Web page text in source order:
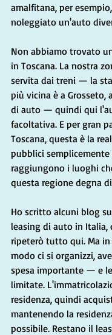
amalfitana, per
noleggiato un'auto
Non abbiamo trovato
in Toscana. La nostra
servita dai treni — la
più vicina è a Grosseto,
di auto — quindi qui
facoltativa. E per gran
Toscana, questa è la
pubblici semplicemente
raggiungono i luoghi
questa regione degna
Ho scritto alcuni blog
leasing di auto in Italia,
ripeterò tutto qui. Ma
modo ci si organizzi,
spesa importante — e
limitate.
residenza, quindi
mantenendo la
possibile. Restano il